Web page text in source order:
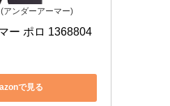
アンダーアーマー)
ー ポロ 1368804
で見る